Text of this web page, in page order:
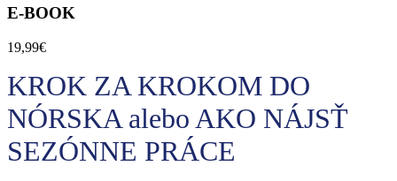
E-BOOK
19,99€
KROK ZA KROKOM DO
NÓRSKA alebo AKO NÁJSŤ
SEZÓNNE PRÁCE